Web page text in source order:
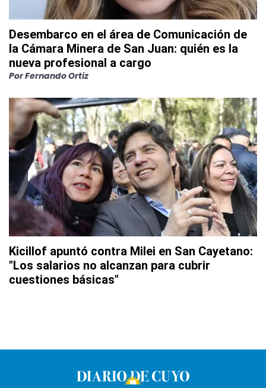
Desembarco en el área de Comunicación de
la Cámara Minera de San Juan: quién es la
nueva profesional a cargo
PorFernando Ortiz
Kicillof apuntó contra Milei en San Cayetano:
"Los salarios no alcanzan para cubrir
cuestiones básicas"